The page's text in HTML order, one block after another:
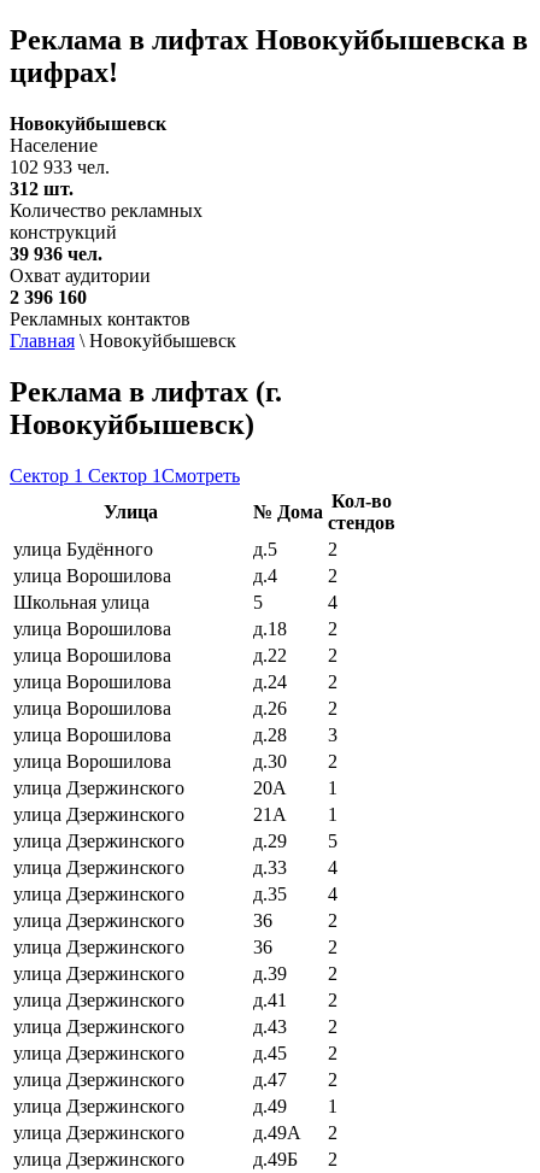
Реклама в лифтах Новокуйбышевска в
цифрах!
Новокуйбышевск
Население
102 933 чел.
312 шт.
Количество рекламных
конструкций
39 936 чел.
Охват аудитории
2 396 160
Рекламных контактов
Главная \ Новокуйбышевск
Реклама в лифтах (г.
Новокуйбышевск)
Сектор 1 Сектор 1Смотреть
Улица
№ Дома
Кол-во
стендов
улица Будённого
д.5
2
улица Ворошилова
д.4
2
Школьная улица
5
4
улица Ворошилова
д.18
2
улица Ворошилова
д.22
2
улица Ворошилова
д.24
2
улица Ворошилова
д.26
2
улица Ворошилова
д.28
3
улица Ворошилова
д.30
2
улица Дзержинского
20А
1
улица Дзержинского
21А
1
улица Дзержинского
д.29
5
улица Дзержинского
д.33
4
улица Дзержинского
д.35
4
улица Дзержинского
36
2
улица Дзержинского
36
2
улица Дзержинского
д.39
2
улица Дзержинского
д.41
2
улица Дзержинского
д.43
2
улица Дзержинского
д.45
2
улица Дзержинского
д.47
2
улица Дзержинского
д.49
1
улица Дзержинского
д.49А
2
улица Дзержинского
д.49Б
2